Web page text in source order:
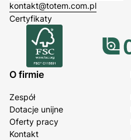
kontakt@totem.com.pl
Certyfikaty
O firmie
Zespół
Dotacje unijne
Oferty pracy
Kontakt